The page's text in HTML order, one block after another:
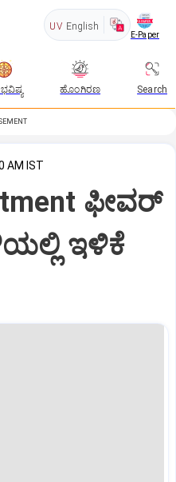
UV English
E-Paper
ಹೊಂಗಿರಣ Search
AM IST
ಫೀವರ್‌
ಇಳಿಕೆ